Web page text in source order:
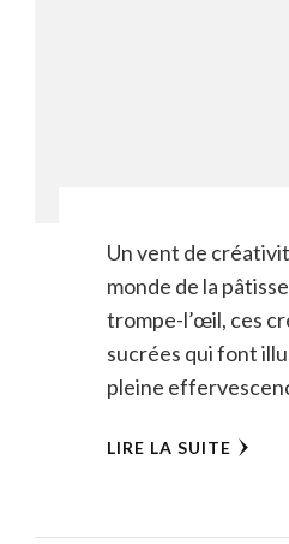
Un vent de
monde de la
trompe-l’œil, ces
sucrées qui font
pleine
LIRE LA SUITE